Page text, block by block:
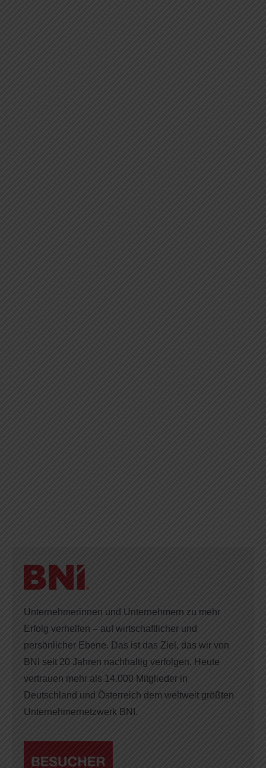
Unternehmerinnen und Unternehmern zu mehr
Erfolg verhelfen – auf wirtschaftlicher und
persönlicher Ebene. Das ist das Ziel, das wir von
BNI seit 20 Jahren nachhaltig verfolgen. Heute
vertrauen mehr als 14.000 Mitglieder in
Deutschland und Österreich dem weltweit größten
Unternehmernetzwerk BNI.